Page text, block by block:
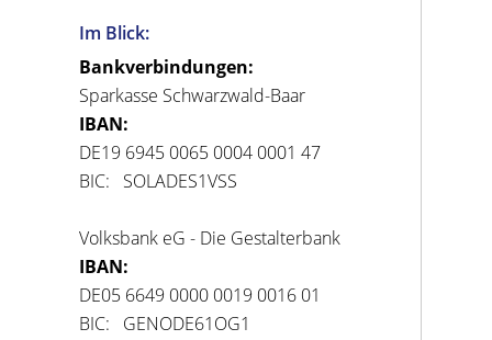
Im Blick:
Bankverbindungen:
Sparkasse Schwarzwald-Baar
IBAN:
DE19 6945 0065 0004 0001 47
BIC: SOLADES1VSS
Volksbank eG - Die Gestalterbank
IBAN:
DE05 6649 0000 0019 0016 01
BIC: GENODE61OG1